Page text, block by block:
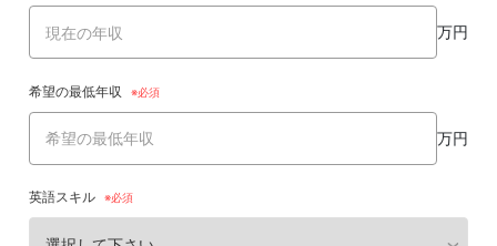
万円
希望の最低年収
万円
英語スキル